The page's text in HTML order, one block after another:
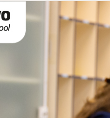
INFANTIL
os dias